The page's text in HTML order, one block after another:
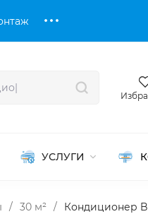
УСЛУГИ
/ 30 м² / Кондиционер